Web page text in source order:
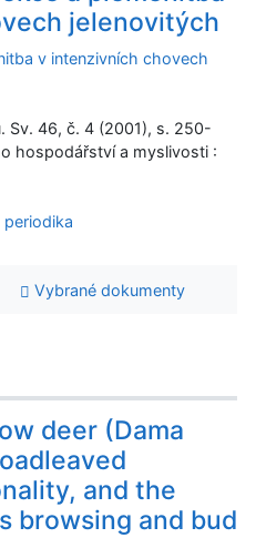
jelenovitých
v intenzivních chovech
Sv. 46, č. 4 (2001), s. 250-
hospodářství a myslivosti :
periodika
Vybrané dokumenty
deer (Dama
and the
browsing and bud